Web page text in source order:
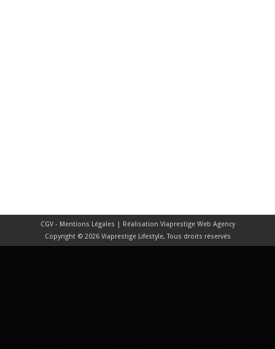
CGV - Mentions Légales | Réalisation Viaprestige Web Agency
Copyright © 2026 Viaprestige Lifestyle, Tous droits réservés